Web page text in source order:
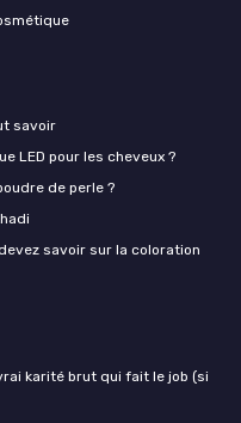
savoir
LED pour les cheveux ?
de perle ?
savoir sur la coloration
karité brut qui fait le job (si